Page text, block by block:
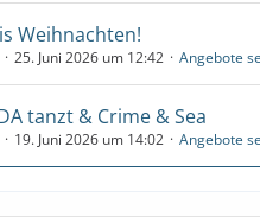
Weihnachten!
25. Juni 2026 um 12:42 Angebote
tanzt & Crime & Sea
19. Juni 2026 um 14:02 Angebote